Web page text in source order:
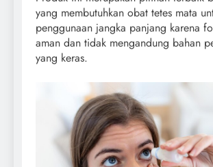
yang membutuhkan obat tetes mata
penggunaan jangka panjang karena
aman dan tidak mengandung bahan
yang keras.